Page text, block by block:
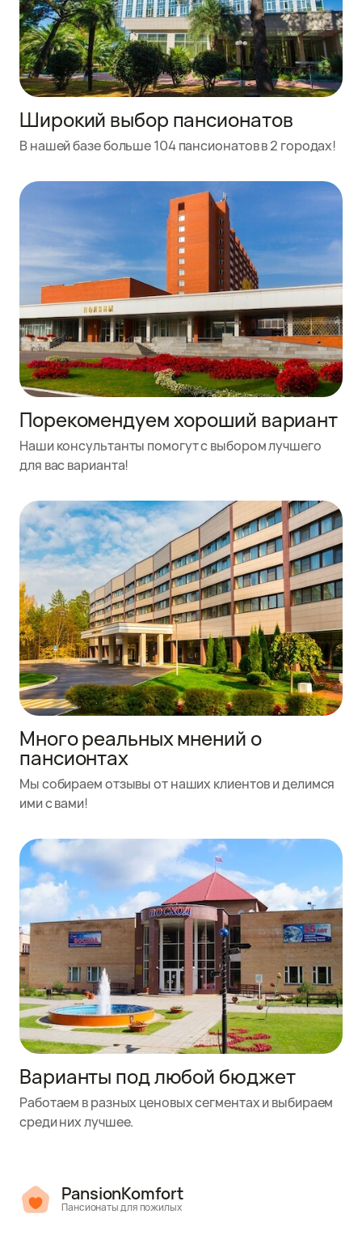
Широкий выбор пансионатов
В нашей базе больше 104 пансионатов в 2 городах!
Порекомендуем хороший вариант
Наши консультанты помогут с выбором лучшего
для вас варианта!
Много реальных мнений о
пансионтах
Мы собираем отзывы от наших клиентов и делимся
ими с вами!
Варианты под любой бюджет
Работаем в разных ценовых сегментах и выбираем
среди них лучшее.
PansionKomfort
Пансионаты для пожилых